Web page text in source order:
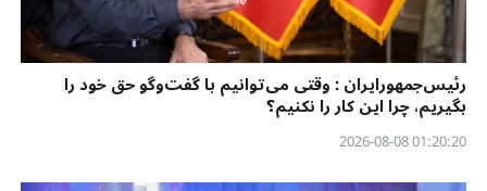
رئیس‌جمهورایران : وقتی می‌توانیم با گفت‌وگو حق خود را
بگیریم، چرا این کار را نکنیم؟
01:20:20 2026-08-08